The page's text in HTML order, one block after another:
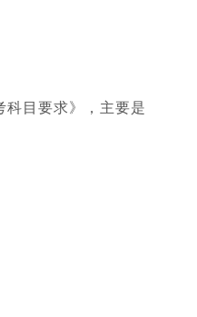
科目要求》，主要是